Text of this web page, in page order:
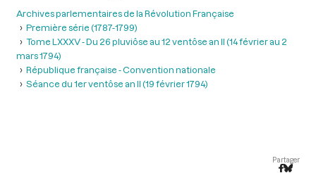
Archives parlementaires de la Révolution Française
Première série (1787-1799)
Tome LXXXV - Du 26 pluviôse au 12 ventôse an II (14 février au 2
mars 1794)
République française - Convention nationale
Séance du 1er ventôse an II (19 février 1794)
Partager